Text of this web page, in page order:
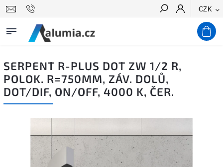
CZK
Hledat
SERPENT R-PLUS DOT ZW 1/2 R,
POLOK. R=750MM, ZÁV. DOLŮ,
DOT/DIF, ON/OFF, 4000 K, ČER.